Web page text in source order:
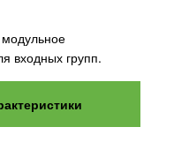
входных групп.